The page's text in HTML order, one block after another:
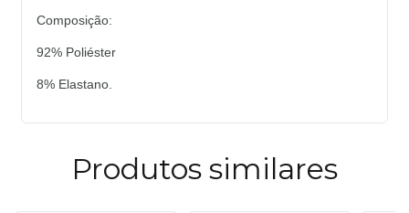
Composição:
92% Poliéster
8% Elastano.
Produtos similares